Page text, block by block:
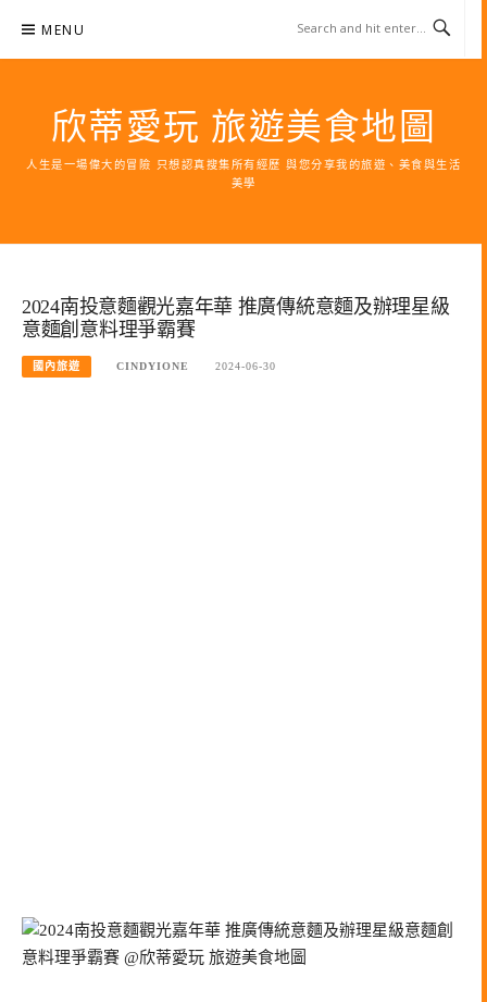
content
MENU
欣蒂愛玩 旅遊美食地圖
人生是一場偉大的冒險 只想認真搜集所有經歷 與您分享我的旅遊、美食與生活
美學
2024南投意麵觀光嘉年華 推廣傳統意麵及辦理星級
意麵創意料理爭霸賽
國內旅遊 CINDYIONE 2024-06-30